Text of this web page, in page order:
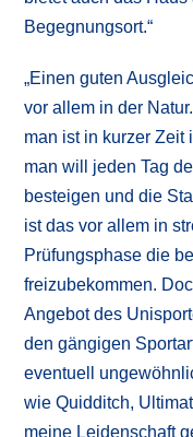
Begegnungsort.“
„Einen guten
vor allem in der
man ist in kurzer Zeit
man will jeden Tag
besteigen und die
ist das vor allem in
Prüfungsphase die
freizubekommen.
Angebot des
den gängigen
eventuell
wie Quidditch,
meine Leidenschaft